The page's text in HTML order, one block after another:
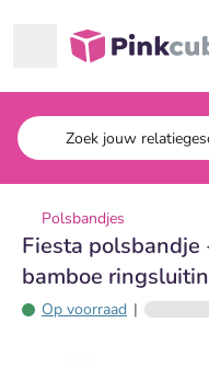
Pinkcube
Polsbandjes
Fiesta
bamboe
Op voorraad |